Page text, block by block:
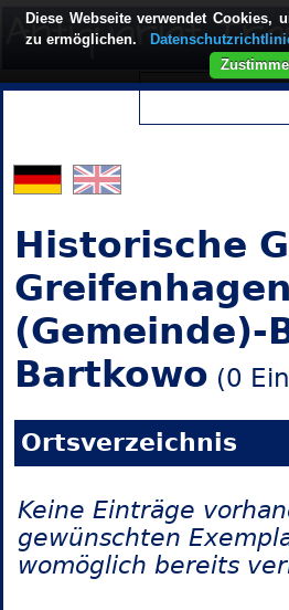
Historische
(Gemeinde)-
Bartkowo (0
Ortsverzeichnis
Keine Einträge
gewünschten
womöglich bereits
Diese Webseite verwendet Cookies,
zu ermöglichen.